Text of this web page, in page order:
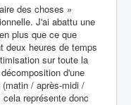
des choses »
J'ai abattu une
plus que ce que
deux heures de temps
sur toute la
d'une
/ après-midi /
représente donc